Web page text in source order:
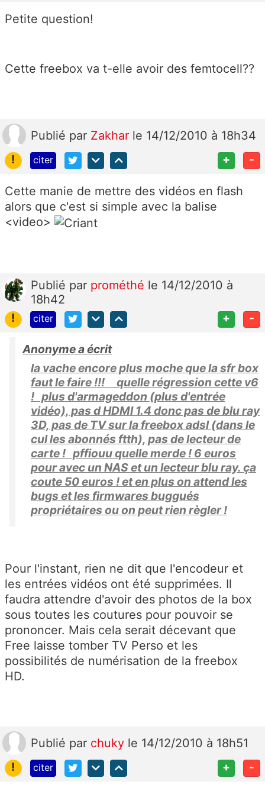
Petite question!
Cette freebox va t-elle avoir des femtocell??
Publié par Zakhar le 14/12/2010 à 18h34
!
citer + -
Cette manie de mettre des vidéos en flash
alors que c'est si simple avec la balise
<video>
Publié par prométhé le 14/12/2010 à
18h42
!
citer + -
Anonyme a écrit
la vache encore plus moche que la sfr box
faut le faire !!! quelle régression cette v6
! plus d'armageddon (plus d'entrée
vidéo), pas d HDMI 1.4 donc pas de blu ray
3D, pas de TV sur la freebox adsl (dans le
cul les abonnés ftth), pas de lecteur de
carte ! pffiouu quelle merde ! 6 euros
pour avec un NAS et un lecteur blu ray. ça
coute 50 euros ! et en plus on attend les
bugs et les firmwares buggués
propriétaires ou on peut rien règler !
Pour l'instant, rien ne dit que l'encodeur et
les entrées vidéos ont été supprimées. Il
faudra attendre d'avoir des photos de la box
sous toutes les coutures pour pouvoir se
prononcer. Mais cela serait décevant que
Free laisse tomber TV Perso et les
possibilités de numérisation de la freebox
HD.
Publié par chuky le 14/12/2010 à 18h51
!
citer + -